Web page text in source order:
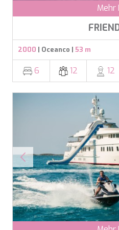
Mehr
2000 | Oceanco | 53 m
6 12 12
SONISHI
SOPHIA
SOUL
SOULMATE
STARDUST OF MARY
STELLAMAR
SUD
SUMMER BREEZE
SUMMER FUN
SUNBREEZE
SUNRISE
SWEET CAROLINE
TAKARA ONE